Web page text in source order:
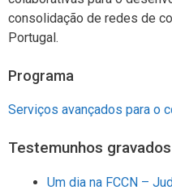
consolidação de redes de
Portugal.
Programa
Serviços avançados para o
Testemunhos
Um dia na FCCN –